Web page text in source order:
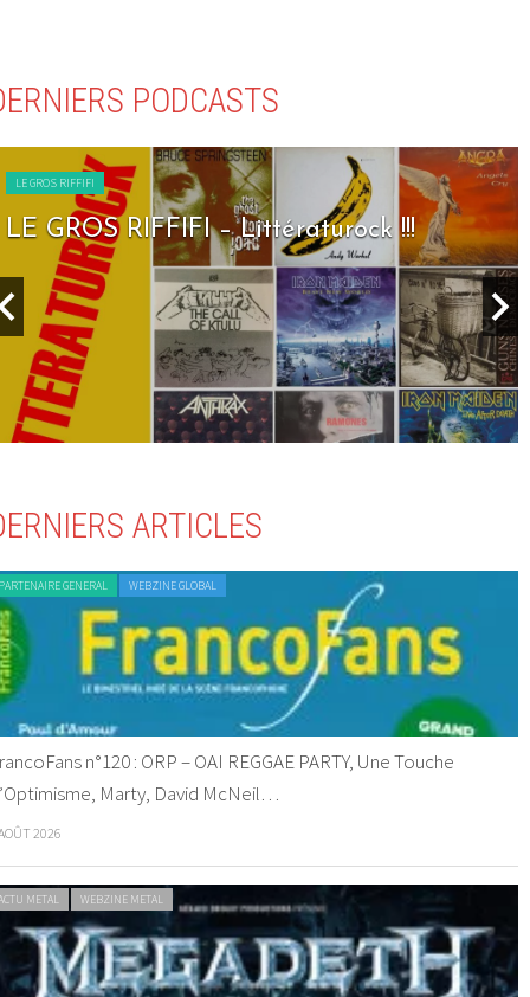
PODCASTS
LE GROS RIFFIFI
LE GROS RIFFIFI – Littératurock !!!
ARTICLES
GENERAL WEBZINE GLOBAL
n°120 : ORP – OAI REGGAE PARTY, Une Touche
Marty, David McNeil…
2026
METAL WEBZINE METAL